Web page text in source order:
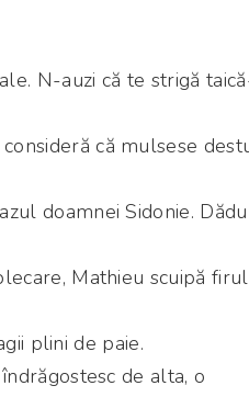
N-auzi că te strigă
că mulsese
doamnei Sidonie.
Mathieu scuipă
plini de paie.
de alta, o